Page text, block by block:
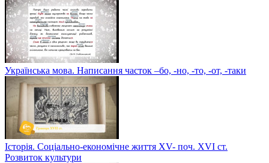
Українська мова. Написання часток –бо, -но, -то, -от, -таки
Історія. Соціально-економічне життя XV- поч. XVI ст.
Розвиток культури